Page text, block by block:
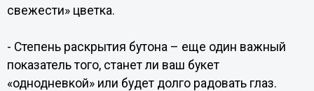
свежести» цветка.
- Степень раскрытия бутона – еще один важный
показатель того, станет ли ваш букет
«однодневкой» или будет долго радовать глаз.